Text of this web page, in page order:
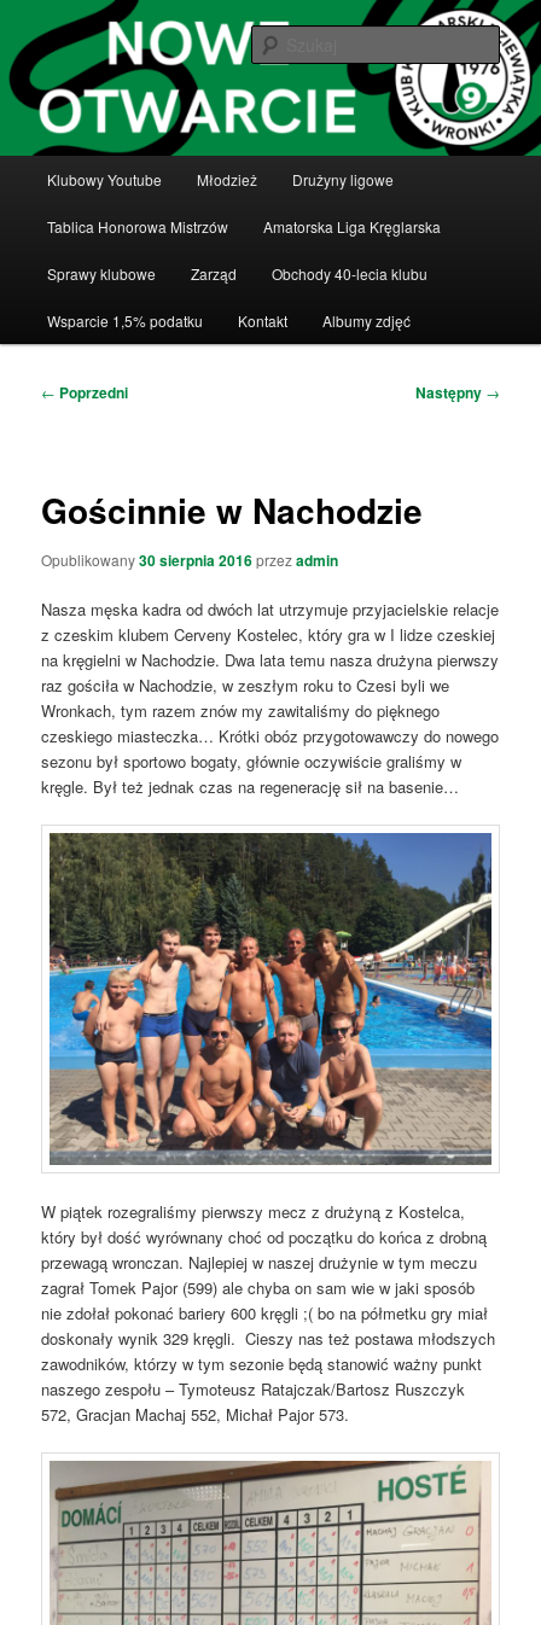
tekstu
Klub Kręglarski Dziewiątka Wronki
Klub Kręglarski Dziewiątka Wronki
Klubowy Youtube Młodzież Drużyny ligowe
Tablica Honorowa Mistrzów Amatorska Liga Kręglarska
Sprawy klubowe Zarząd Obchody 40-lecia klubu
Wsparcie 1,5% podatku Kontakt Albumy zdjęć
Nawigacja
← Poprzedni Następny →
Gościnnie w Nachodzie
Opublikowany30 sierpnia 2016przezadmin
Nasza męska kadra od dwóch lat utrzymuje przyjacielskie relacje
z czeskim klubem Cerveny Kostelec, który gra w I lidze czeskiej
na kręgielni w Nachodzie. Dwa lata temu nasza drużyna pierwszy
raz gościła w Nachodzie, w zeszłym roku to Czesi byli we
Wronkach, tym razem znów my zawitaliśmy do pięknego
czeskiego miasteczka… Krótki obóz przygotowawczy do nowego
sezonu był sportowo bogaty, głównie oczywiście graliśmy w
kręgle. Był też jednak czas na regenerację sił na basenie…
W piątek rozegraliśmy pierwszy mecz z drużyną z Kostelca,
który był dość wyrównany choć od początku do końca z drobną
przewagą wronczan. Najlepiej w naszej drużynie w tym meczu
zagrał Tomek Pajor (599) ale chyba on sam wie w jaki sposób
nie zdołał pokonać bariery 600 kręgli ;( bo na półmetku gry miał
doskonały wynik 329 kręgli. Cieszy nas też postawa młodszych
zawodników, którzy w tym sezonie będą stanowić ważny punkt
naszego zespołu – Tymoteusz Ratajczak/Bartosz Ruszczyk
572, Gracjan Machaj 552, Michał Pajor 573.